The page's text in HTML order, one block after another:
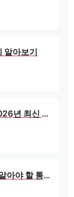
알아보기
한국에서 호주택배 보내는 법 – 2026년 최신 검역·통관 완벽 가이드
캐나다 해외택배, 보내기 전에 꼭 알아야 할 통관 현실 가이드 서류·금지품목·통관 지연 없이 보내는 방법 (2026 최신)